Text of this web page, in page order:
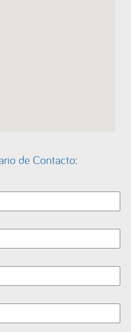
de Contacto: